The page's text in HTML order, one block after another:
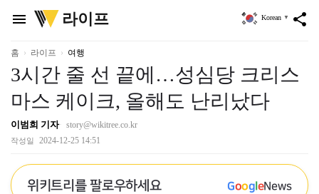
menu
위
키
리
라이프 share
Korean ▼
홈 라이프 여행
3시간 줄 선 끝에…성심당 크리스
마스 케이크, 올해도 난리났다
이범희 기자 story@wikitree.co.kr
작성일 2024-12-25 14:51
위키트리를 팔로우하세요 GoogleNews